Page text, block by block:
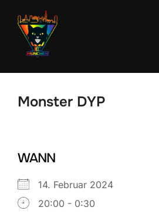
Inhalt
springen
Monster DYP
WANN
14. Februar 2024
20:00 - 0:30